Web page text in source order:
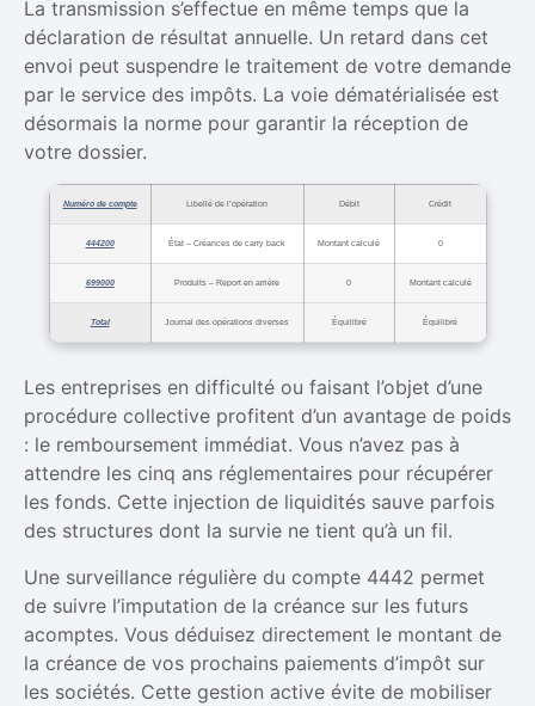
La transmission s’effectue en même temps que la
déclaration de résultat annuelle. Un retard dans cet
envoi peut suspendre le traitement de votre demande
par le service des impôts. La voie dématérialisée est
désormais la norme pour garantir la réception de
votre dossier.
Numéro de compte Libellé de l’opération Débit Crédit
444200 État – Créances de carry back Montant calculé 0
699000 Produits – Report en arrière 0 Montant calculé
Total Journal des opérations diverses Équilibré Équilibré
Les entreprises en difficulté ou faisant l’objet d’une
procédure collective profitent d’un avantage de poids
: le remboursement immédiat. Vous n’avez pas à
attendre les cinq ans réglementaires pour récupérer
les fonds. Cette injection de liquidités sauve parfois
des structures dont la survie ne tient qu’à un fil.
Une surveillance régulière du compte 4442 permet
de suivre l’imputation de la créance sur les futurs
acomptes. Vous déduisez directement le montant de
la créance de vos prochains paiements d’impôt sur
les sociétés. Cette gestion active évite de mobiliser